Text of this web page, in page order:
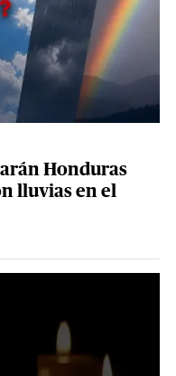
Honduras
lluvias en el